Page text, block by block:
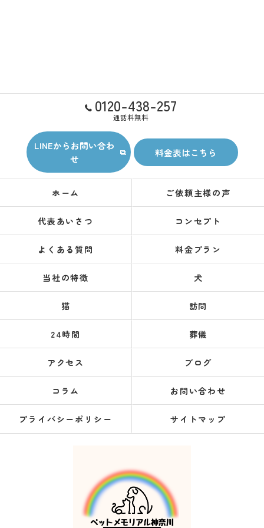
0120-438-257
通話料無料
LINEからお問い合わ
せ
料金表はこちら
ホーム ご依頼主様の声
代表あいさつ コンセプト
よくある質問 料金プラン
当社の特徴 犬
猫 訪問
24時間 葬儀
アクセス ブログ
コラム お問い合わせ
プライバシーポリシー サイトマップ